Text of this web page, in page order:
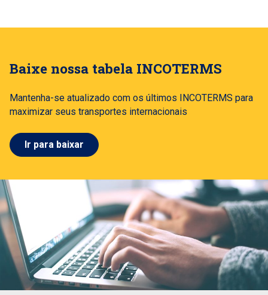
Baixe nossa tabela INCOTERMS
Mantenha-se atualizado com os últimos INCOTERMS para
maximizar seus transportes internacionais
Ir para baixar